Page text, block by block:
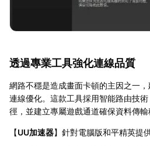
透過專業工具強化連線品質
網路不穩是造成畫面卡頓的主因之一，
連線優化。這款工具採用智能路由技
徑，並建立專屬遊戲通道確保資料傳輸
【UU加速器】針對電腦版和平精英提